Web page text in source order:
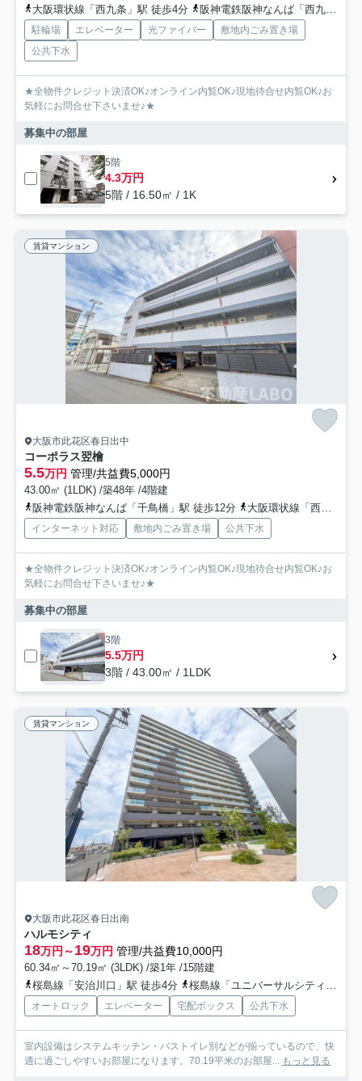
大阪環状線「西九条」駅 徒歩4分
阪神電鉄阪神なんば「西九条」駅 徒歩4分
駐輪場 エレベーター 光ファイバー
敷地内ごみ置き場
公共下水
★全物件クレジット決済OK♪オンライン内覧OK♪現地待合せ内覧OK♪お
気軽にお問合せ下さいませ♪★
募集中の部屋
5階
4.3万円
5階 / 16.50㎡ / 1K
賃貸マンション
大阪市此花区春日出中
コーポラス翌檜
5.5万円 管理/共益費5,000円
43.00㎡ (1LDK) /築48年 /4階建
阪神電鉄阪神なんば「千鳥橋」駅 徒歩12分
大阪環状線「西九条」駅 徒歩18分
インターネット対応 敷地内ごみ置き場 公共下水
★全物件クレジット決済OK♪オンライン内覧OK♪現地待合せ内覧OK♪お
気軽にお問合せ下さいませ♪★
募集中の部屋
3階
5.5万円
3階 / 43.00㎡ / 1LDK
賃貸マンション
大阪市此花区春日出南
ハルモシティ
18万円～19万円 管理/共益費10,000円
60.34㎡～70.19㎡ (3LDK) /築1年 /15階建
桜島線「安治川口」駅 徒歩4分
桜島線「ユニバーサルシティ」駅 徒歩15分
オートロック エレベーター 宅配ボックス 公共下水
室内設備はシステムキッチン・バストイレ別などが揃っているので、快
適に過ごしやすいお部屋になります。70.19平米のお部屋... もっと見る